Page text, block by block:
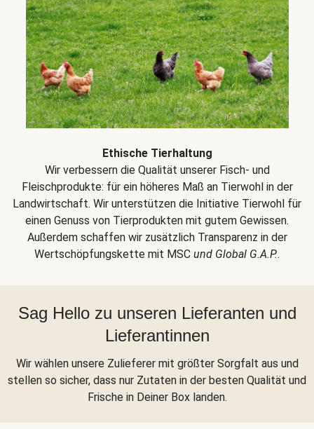
Ethische Tierhaltung
Wir verbessern die Qualität unserer Fisch- und
Fleischprodukte: für ein höheres Maß an Tierwohl in der
Landwirtschaft. Wir unterstützen die Initiative Tierwohl für
einen Genuss von Tierprodukten mit gutem Gewissen.
Außerdem schaffen wir zusätzlich Transparenz in der
Wertschöpfungskette mit MSC und Global G.A.P..
Sag Hello zu unseren Lieferanten und
Lieferantinnen
Wir wählen unsere Zulieferer mit größter Sorgfalt aus und
stellen so sicher, dass nur Zutaten in der besten Qualität und
Frische in Deiner Box landen.